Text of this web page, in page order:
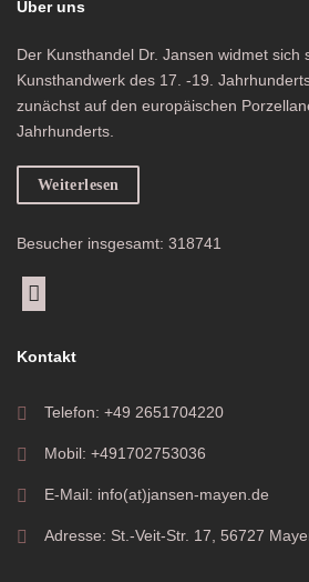
Über uns
Der Kunsthandel Dr. Jansen widmet sich
Kunsthandwerk des 17. -19.
zunächst auf den europäischen
Jahrhunderts.
Weiterlesen
Besucher insgesamt: 318741
Kontakt
Telefon: +49 2651704220
Mobil: +491702753036
E-Mail: info(at)jansen-mayen.de
Adresse: St.-Veit-Str. 17, 56727